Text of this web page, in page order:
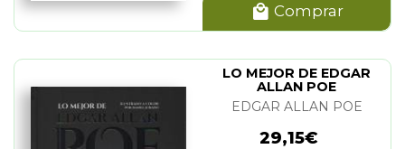
Comprar
LO MEJOR DE EDGAR
ALLAN POE
EDGAR ALLAN POE
29,15€